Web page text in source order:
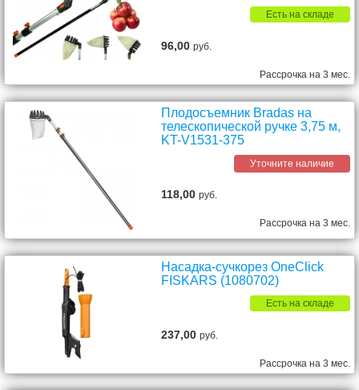
Есть на складе
96,00руб.
Рассрочка на 3 мес.
Плодосъемник Bradas на
телескопической ручке 3,75 м,
KT-V1531-375
Уточните наличие
118,00руб.
Рассрочка на 3 мес.
Насадка-сучкорез OneClick
FISKARS (1080702)
Есть на складе
237,00руб.
Рассрочка на 3 мес.